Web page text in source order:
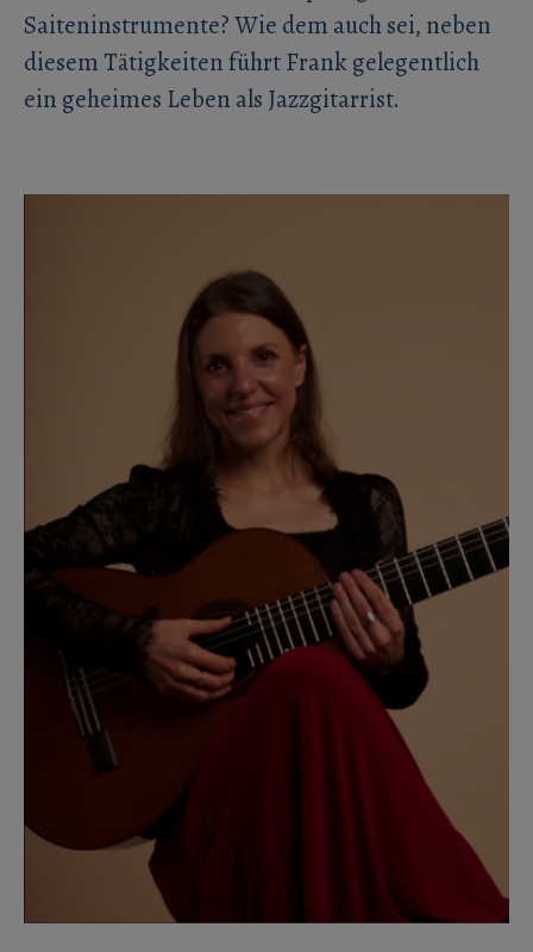
Saiteninstrumente? Wie dem auch sei, neben
diesem Tätigkeiten führt Frank gelegentlich
ein geheimes Leben als Jazzgitarrist.